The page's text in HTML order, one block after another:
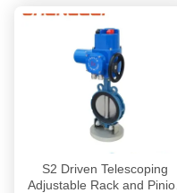
S2 Driven Telescoping
Adjustable Rack and Pinion